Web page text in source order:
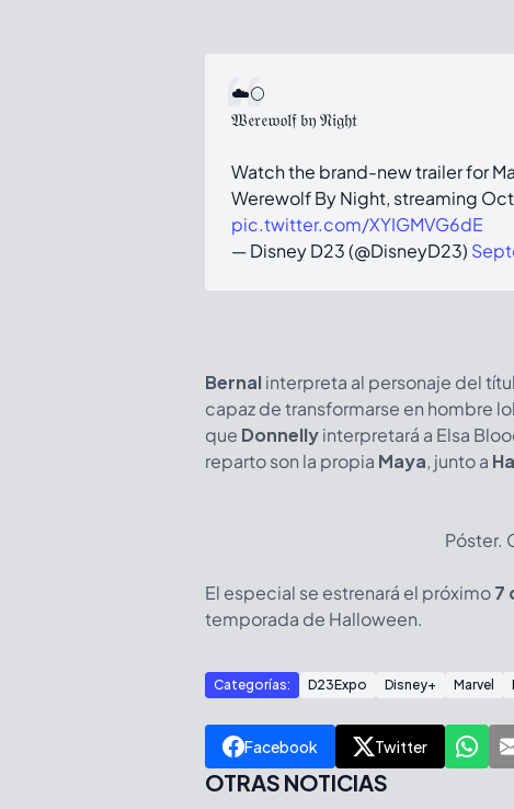
☁️🌕
𝔚𝔢𝔯𝔢𝔴𝔬𝔩𝔣 𝔟𝔶 𝔑𝔦𝔤𝔥𝔱
Watch the brand-new trailer for
Werewolf By Night, streaming
pic.twitter.com/XYIGMVG6dE
— Disney D23 (@DisneyD23)
Bernalinterpreta al personaje del
capaz de transformarse en hombre
que Donnellyinterpretará a Elsa
reparto son la propia Maya, junto a
Póster.
El especial se estrenará el próximo7
temporada de Halloween.
Categorías: D23Expo Disney+ Marvel
Facebook Twitter
OTRAS NOTICIAS